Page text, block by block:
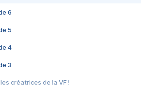
6
5
4
3
créatrices de la VF !